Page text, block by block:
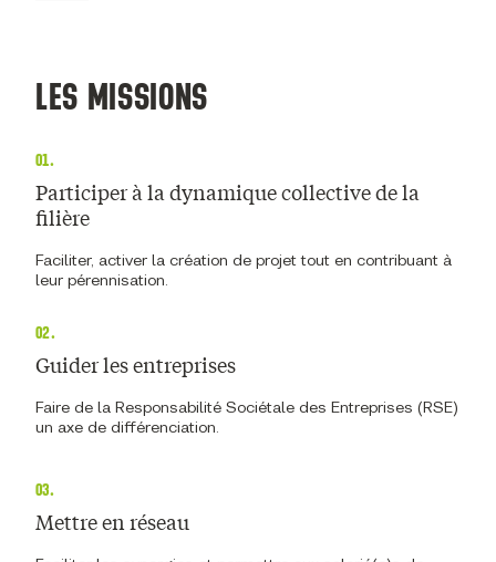
LES MISSIONS
01.
Participer à la dynamique collective de la
filière
Faciliter, activer la création de projet tout en contribuant à
leur pérennisation.
02.
Guider les entreprises
Faire de la Responsabilité Sociétale des Entreprises (RSE)
un axe de différenciation.
03.
Mettre en réseau